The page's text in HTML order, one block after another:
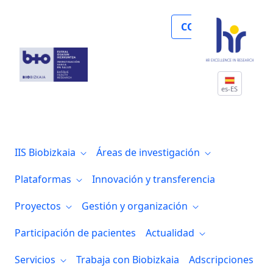
COLABORA
es-ES
IIS Biobizkaia
Áreas de investigación
Plataformas
Innovación y transferencia
Proyectos
Gestión y organización
Participación de pacientes
Actualidad
Servicios
Trabaja con Biobizkaia Adscripciones